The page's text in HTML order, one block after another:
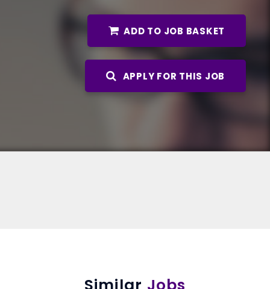
ADD TO JOB BASKET
APPLY FOR THIS JOB